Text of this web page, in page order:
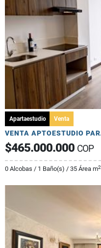
Apartaestudio Venta
$465.000.000 COP
0 Alcobas / 1 Baño(s) / 35 Área m2